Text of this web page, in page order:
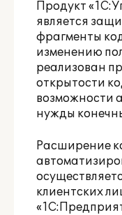
Продукт
является
фрагменты
изменению
реализован
открытости
возможности
нужды
Расширение
клиентских